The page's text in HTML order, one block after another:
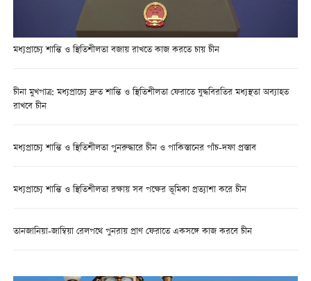
মধ্যপ্রাচ্যে শান্তি ও স্থিতিশীলতা বজায় রাখতে কাজ করতে চায় চীন
চীনা মুখপাত্র: মধ্যপ্রাচ্যে দ্রুত শান্তি ও স্থিতিশীলতা ফেরাতে যুদ্ধবিরতির মধ্যস্থতা অব্যাহত
রাখবে চীন
মধ্যপ্রাচ্যে শান্তি ও স্থিতিশীলতা পুনরুদ্ধারে চীন ও পাকিস্তানের পাঁচ-দফা প্রস্তাব
মধ্যপ্রাচ্যে শান্তি ও স্থিতিশীলতা রক্ষায় সব পক্ষের ভূমিকা প্রত্যাশা করে চীন
তানজানিয়া-জাম্বিয়া রেলপথে পুনরায় প্রাণ ফেরাতে একসঙ্গে কাজ করবে চীন